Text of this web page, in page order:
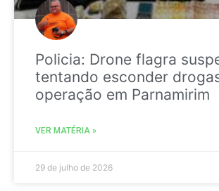
Policia: Drone flagra
tentando esconder
operação em Parnamirim
VER MATÉRIA »
29 de julho de 2026